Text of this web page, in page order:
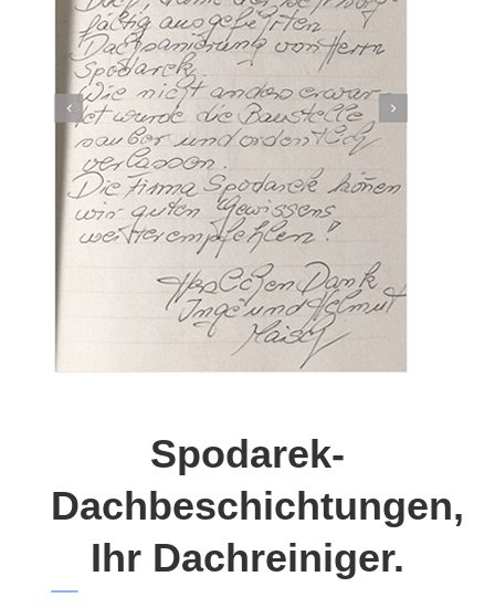
Spodarek-
Dachbeschichtungen,
Ihr Dachreiniger.